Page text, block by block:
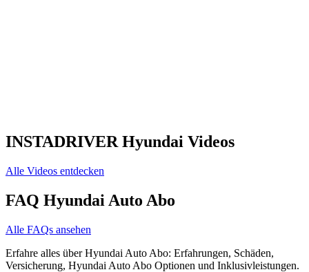
INSTADRIVER Hyundai Videos
Alle Videos entdecken
FAQ Hyundai Auto Abo
Alle FAQs ansehen
Erfahre alles über Hyundai Auto Abo: Erfahrungen, Schäden,
Versicherung, Hyundai Auto Abo Optionen und Inklusivleistungen.